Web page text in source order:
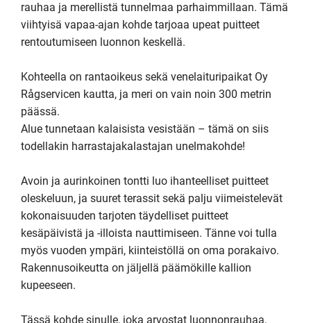
rauhaa ja merellistä tunnelmaa parhaimmillaan. Tämä
viihtyisä vapaa-ajan kohde tarjoaa upeat puitteet
rentoutumiseen luonnon keskellä.
Kohteella on rantaoikeus sekä venelaituripaikat Oy
Rågservicen kautta, ja meri on vain noin 300 metrin
päässä.
Alue tunnetaan kalaisista vesistään – tämä on siis
todellakin harrastajakalastajan unelmakohde!
Avoin ja aurinkoinen tontti luo ihanteelliset puitteet
oleskeluun, ja suuret terassit sekä palju viimeistelevät
kokonaisuuden tarjoten täydelliset puitteet
kesäpäivistä ja -illoista nauttimiseen. Tänne voi tulla
myös vuoden ympäri, kiinteistöllä on oma porakaivo.
Rakennusoikeutta on jäljellä päämökille kallion
kupeeseen.
Tässä kohde sinulle, joka arvostat luonnonrauhaa,